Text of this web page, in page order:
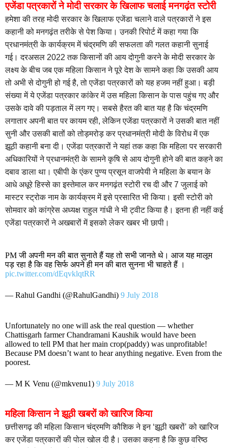
एजेंडा पत्रकारों ने मोदी सरकार के खिलाफ चलाई मनगढ़ंत स्टोरी
हमेशा की तरह मोदी सरकार के खिलाफ एजेंडा चलाने वाले पत्रकारों ने इस
कहानी को मनगढ़ंत तरीके से पेश किया। उनकी रिपोर्ट में कहा गया कि
प्रधानमंत्री के कार्यक्रम में चंद्रमणि की सफलता की गलत कहानी सुनाई
गई। दरअसल 2022 तक किसानों की आय दोगुनी करने के मोदी सरकार के
लक्ष्य के बीच जब एक महिला किसान ने पूरे देश के सामने कहा कि उसकी आय
तो अभी से दोगुनी हो गई है, तो एजेंडा पत्रकारों को यह हजम नहीं हुआ। बड़ी
संख्या में ये एजेंडा पत्रकार कांकेर में उस महिला किसान के पास पहुंच गए और
उसके दावे की पड़ताल में लग गए। सबसे हैरत की बात यह है कि चंद्रमणि
लगातार अपनी बात पर कायम रही, लेकिन एजेंडा पत्रकारों ने उसकी बात नहीं
सुनी और उसकी बातों को तोड़मरोड़ कर प्रधानमंत्री मोदी के विरोध में एक
झूठी कहानी बना दी। एजेंडा पत्रकारों ने यहां तक कहा कि महिला पर सरकारी
अधिकारियों ने प्रधानमंत्री के सामने कृषि से आय दोगुनी होने की बात कहने का
दबाव डाला था। एबीपी के एंकर पुण्य प्रसून वाजपेयी ने महिला के बयान के
आधे अधूरे हिस्से का इस्तेमाल कर मनगढ़ंत स्टोरी रच दी और 7 जुलाई को
मास्टर स्ट्रोक नाम के कार्यक्रम में इसे प्रसारित भी किया।इसी स्टोरी को
सोमवार को कांग्रेस अध्यक्ष राहुल गांधी ने भी ट्वीट किया है। इतना ही नहीं कई
एजेंडा पत्रकारों ने अखबारों में इसको लेकर खबर भी छापी।
PM जी अपनी मन की बात सुनाते हैं यह तो सभी जानते थे। आज यह मालूम
पड़ रहा है कि वह सिर्फ अपने ही मन की बात सुनना भी चाहते हैं ।
pic.twitter.com/dEqvklqtRR
— Rahul Gandhi (@RahulGandhi) 9 July 2018
Unfortunately no one will ask the real question — whether
Chattisgarh farmer Chandramani Kaushik would have been
allowed to tell PM that her main crop(paddy) was unprofitable!
Because PM doesn’t want to hear anything negative. Even from the
poorest.
— M K Venu (@mkvenu1) 9 July 2018
महिला किसान ने झूठी खबरों को खारिज किया
छत्तीसगढ़ की महिला किसान चंद्रमणि कौशिक ने इन ‘झूठी खबरों’ को खारिज
कर एजेंडा पत्रकारों की पोल खोल दी है। उसका कहना है कि कुछ वरिष्ठ